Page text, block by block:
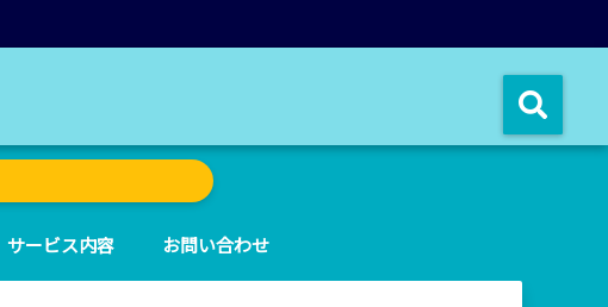
サービス内容 お問い合わせ